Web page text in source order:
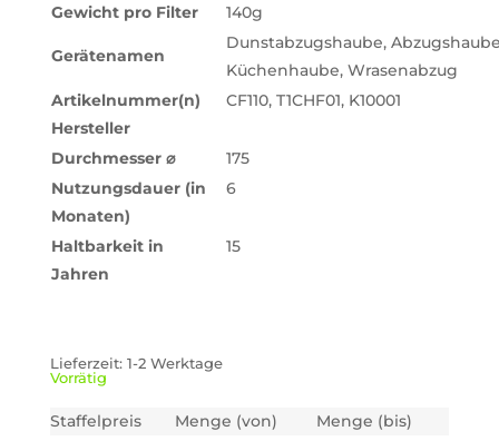
Gewicht pro Filter
‎140g
Gerätenamen
‎Dunstabzugshaube,
Küchenhaube, Wrasenabzug
Artikelnummer(n)
Hersteller
CF110, T1CHF01, K10001
Durchmesser ⌀
175
Nutzungsdauer (in
Monaten)
6
Haltbarkeit in
Jahren
15
Lieferzeit: 1-2 Werktage
Vorrätig
Staffelpreis Menge (von)
Menge (bis)